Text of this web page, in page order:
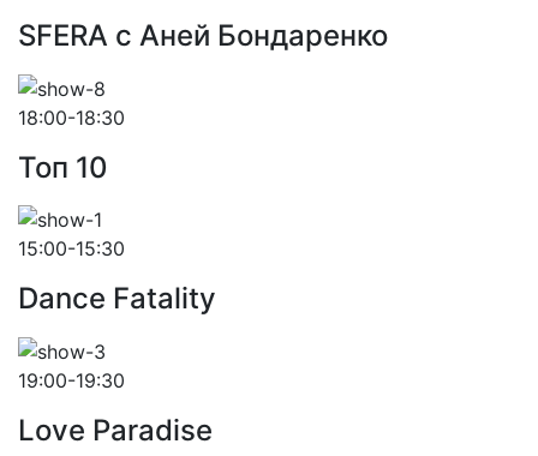
SFERA с Аней Бондаренко
18:00-18:30
Toп 10
15:00-15:30
Dance Fatality
19:00-19:30
Love Paradise